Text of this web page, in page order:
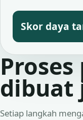
Skor daya
dibuat
Setiap langkah